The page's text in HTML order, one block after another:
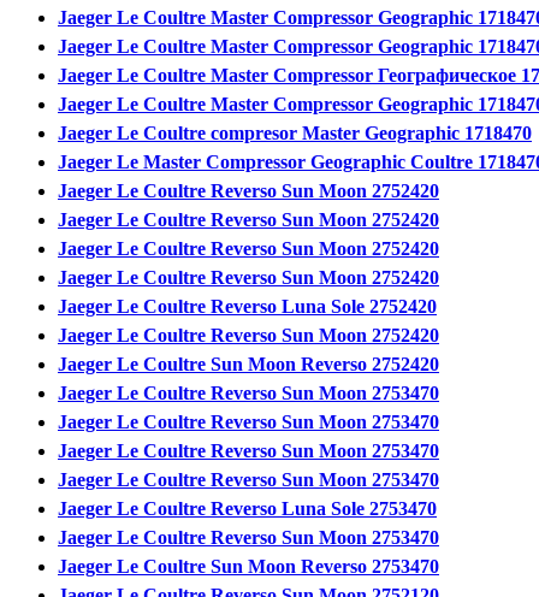
Jaeger Le Coultre Master Compressor Geographic
Jaeger Le Coultre Master Compressor Geographic
Jaeger Le Coultre Master Compressor Географическое
Jaeger Le Coultre Master Compressor Geographic
Jaeger Le Coultre compresor Master Geographic 1718470
Jaeger Le Master Compressor Geographic Coultre
Jaeger Le Coultre Reverso Sun Moon 2752420
Jaeger Le Coultre Reverso Sun Moon 2752420
Jaeger Le Coultre Reverso Sun Moon 2752420
Jaeger Le Coultre Reverso Sun Moon 2752420
Jaeger Le Coultre Reverso Luna Sole 2752420
Jaeger Le Coultre Reverso Sun Moon 2752420
Jaeger Le Coultre Sun Moon Reverso 2752420
Jaeger Le Coultre Reverso Sun Moon 2753470
Jaeger Le Coultre Reverso Sun Moon 2753470
Jaeger Le Coultre Reverso Sun Moon 2753470
Jaeger Le Coultre Reverso Sun Moon 2753470
Jaeger Le Coultre Reverso Luna Sole 2753470
Jaeger Le Coultre Reverso Sun Moon 2753470
Jaeger Le Coultre Sun Moon Reverso 2753470